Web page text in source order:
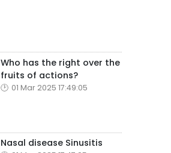
Who has the right over the
fruits of actions?
01 Mar 2025 17:49:05
Nasal disease Sinusitis